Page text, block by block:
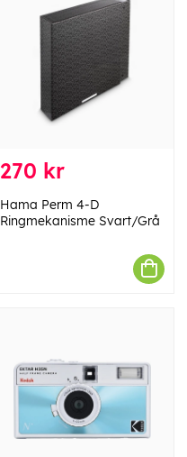
270 kr
Hama Perm 4-D
Ringmekanisme Svart/Grå